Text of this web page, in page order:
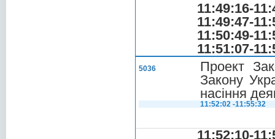
11:49:16-
11:49:47-
11:50:49-
11:51:07-
5036
Проект
Закону
насіння
11:52:02 -11:55:32
11:52:10-